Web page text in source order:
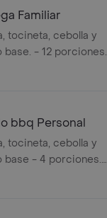
Familiar
tocineta, cebolla y
base. - 12 porciones.
Sazonador
bbq Personal
tocineta, cebolla y
base - 4 porciones.
Sazonador